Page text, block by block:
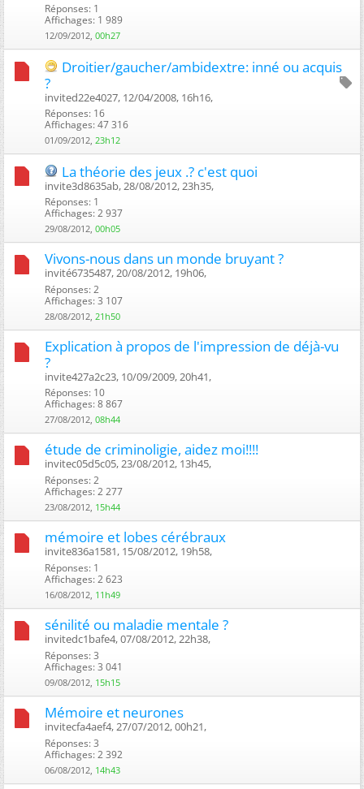
Réponses: 1
Affichages: 1 989
12/09/2012, 00h27
Droitier/gaucher/ambidextre: inné ou acquis
?
invited22e4027, 12/04/2008, 16h16, ‎
Réponses: 16
Affichages: 47 316
01/09/2012, 23h12
La théorie des jeux .? c'est quoi
invite3d8635ab, 28/08/2012, 23h35, ‎
Réponses: 1
Affichages: 2 937
29/08/2012, 00h05
Vivons-nous dans un monde bruyant ?
invité6735487, 20/08/2012, 19h06, ‎
Réponses: 2
Affichages: 3 107
28/08/2012, 21h50
Explication à propos de l'impression de déjà-vu
?
invite427a2c23, 10/09/2009, 20h41, ‎
Réponses: 10
Affichages: 8 867
27/08/2012, 08h44
étude de criminoligie, aidez moi!!!!
invitec05d5c05, 23/08/2012, 13h45, ‎
Réponses: 2
Affichages: 2 277
23/08/2012, 15h44
mémoire et lobes cérébraux
invite836a1581, 15/08/2012, 19h58, ‎
Réponses: 1
Affichages: 2 623
16/08/2012, 11h49
sénilité ou maladie mentale ?
invitedc1bafe4, 07/08/2012, 22h38, ‎
Réponses: 3
Affichages: 3 041
09/08/2012, 15h15
Mémoire et neurones
invitecfa4aef4, 27/07/2012, 00h21, ‎
Réponses: 3
Affichages: 2 392
06/08/2012, 14h43